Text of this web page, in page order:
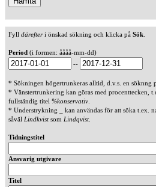
Fyll därefteri önskad sökning och klicka på Sök
Period (i formen: åååå-mm-dd)
--
* Sökningen högertrunkeras alltid, d.v.s. en söknng
* Vänstertrunkering kan göras med procenttecken,
fullständig titel %konservativ
* Understrykning _ kan användas för att söka t.ex.
såväl Lindkvistsom Lindqvist.
Tidningstitel
Ansvarig utgivare
Titel